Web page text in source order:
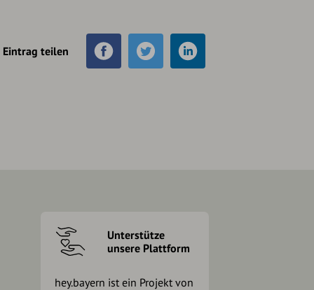
Eintrag teilen
Unterstütze
unsere Plattform
hey.bayern ist ein Projekt von